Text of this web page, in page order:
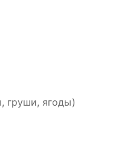
груши, ягоды)